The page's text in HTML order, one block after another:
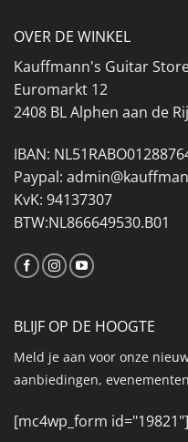
OVER DE WINKEL
Kauffmann's Guitar
Euromarkt 12
2408 BL Alphen aan de
IBAN:
Paypal:
KvK: 94137307
BTW:NL866649530.B01
BLIJF OP DE HOOGTE
Meld je aan voor onze
aanbiedingen,
[mc4wp_form id="19821"]